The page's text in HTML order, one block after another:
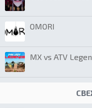
OMORI
MX vs ATV